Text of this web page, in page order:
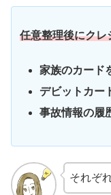
任意整理後にクレ
家族のカード
デビットカー
事故情報の履
それぞ